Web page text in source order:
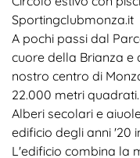
Sportingclubmonza.it
A pochi passi dal
cuore della Brianza e
nostro centro di
22.000 metri quadrati.
Alberi secolari e
edificio degli anni '20
L'edificio combina la